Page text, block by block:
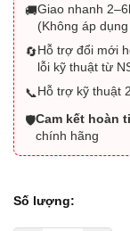
🚚Giao nhanh
(Không áp
🔄Hỗ trợ đổi mới
lỗi kỹ thuật từ
📞Hỗ trợ kỹ thuật
🛡️Cam kết hoàn
chính hãng
Số lượng: